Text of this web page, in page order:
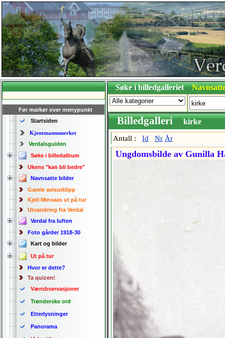
Før markør over menypunkt
Startsiden
Kjentmannsmerket
Verdalsguiden
Søke i billedalbum
Ukens "kan bli bedre"
Navnsatte bilder
Gamle avisutklipp
Kjell Minsaas ut på tur
Utvandring fra Verdal
Verdal fra luften
Foto gårder 1918-30
Kart og bilder
Ut på tur
Hvor er dette?
Ta quizen!
Værobservasjoner
Trønderske ord
Etterlysninger
Panorama
Søke i billedgalleriet
Billedgalleri
kirke
Antall : Id Nr År
Ungdomsbilde av Gunilla